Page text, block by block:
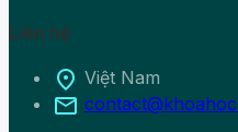
Liên hệ
location_on Việt Nam
mail